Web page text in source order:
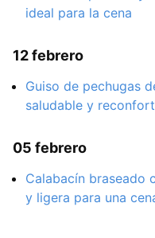
ideal para la cena
12 febrero
Guiso de pechugas
saludable y
05 febrero
Calabacín braseado
y ligera para una